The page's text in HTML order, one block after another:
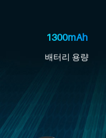
1300mAh
배터리 용량